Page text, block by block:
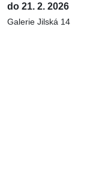
do 21. 2. 2026
Galerie Jilská 14